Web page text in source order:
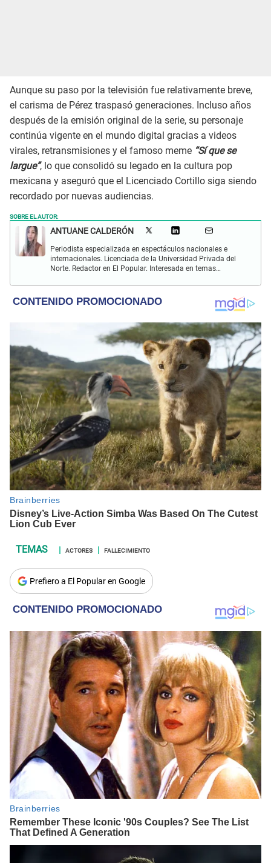
Aunque su paso por la televisión fue relativamente breve,
el carisma de Pérez traspasó generaciones. Incluso años
después de la emisión original de la serie, su personaje
continúa vigente en el mundo digital gracias a videos
virales, retransmisiones y el famoso meme “Sí que se
largue”, lo que consolidó su legado en la cultura pop
mexicana y aseguró que el Licenciado Cortillo siga siendo
recordado por nuevas audiencias.
SOBRE EL AUTOR:
ANTUANE CALDERÓN
Periodista especializada en espectáculos nacionales e
internacionales. Licenciada de la Universidad Privada del
Norte. Redactor en El Popular. Interesada en temas
y televisión.
ACTORES FALLECIMIENTO
Prefiero a El Popular en Google